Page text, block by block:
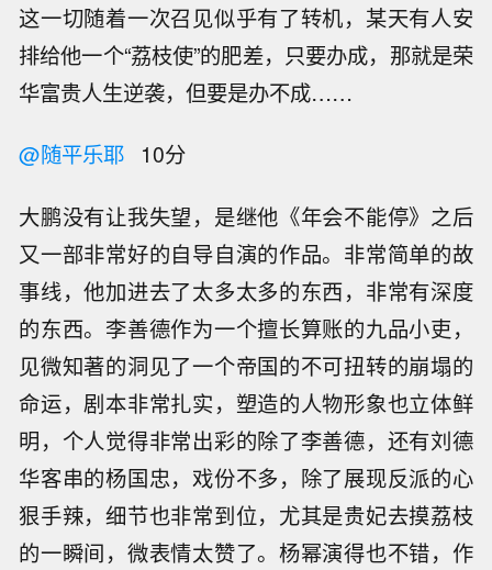
这一切随着一次召见似乎有了转机，某天有人安
排给他一个“荔枝使”的肥差，只要办成，那就是荣
华富贵人生逆袭，但要是办不成……
@随平乐耶 10分
大鹏没有让我失望，是继他《年会不能停》之后
又一部非常好的自导自演的作品。非常简单的故
事线，他加进去了太多太多的东西，非常有深度
的东西。李善德作为一个擅长算账的九品小吏，
见微知著的洞见了一个帝国的不可扭转的崩塌的
命运，剧本非常扎实，塑造的人物形象也立体鲜
明，个人觉得非常出彩的除了李善德，还有刘德
华客串的杨国忠，戏份不多，除了展现反派的心
狠手辣，细节也非常到位，尤其是贵妃去摸荔枝
的一瞬间，微表情太赞了。杨幂演得也不错，作